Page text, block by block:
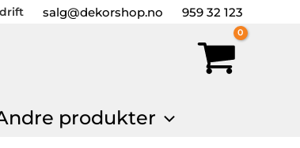
salg@dekorshop.no 959 32 123
produkter